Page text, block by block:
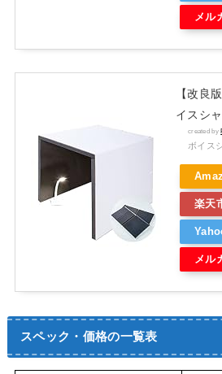
メル
【改良
イスシャ
created by
ボイス
楽天
メル
スペック・価格の一覧表